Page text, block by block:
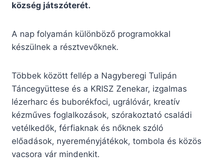
község játszóterét.
A nap folyamán különböző programokkal
készülnek a résztvevőknek.
Többek között fellép a Nagyberegi Tulipán
Táncegyüttese és a KRISZ Zenekar, izgalmas
lézerharc és buborékfoci, ugrálóvár, kreatív
kézműves foglalkozások, szórakoztató családi
vetélkedők, férfiaknak és nőknek szóló
előadások, nyereményjátékok, tombola és közös
vacsora vár mindenkit.